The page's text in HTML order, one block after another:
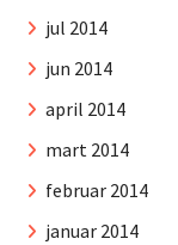
jul 2014
jun 2014
april 2014
mart 2014
februar 2014
januar 2014